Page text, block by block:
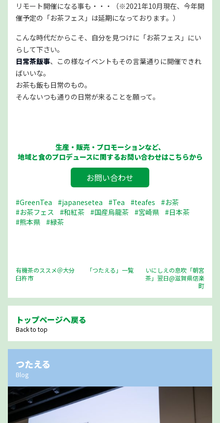
トップページへ戻る
Back to top
つたえる
Blog
リモート開催になる事も・・・（※2021年10月現在、今年開
催予定の「お茶フェス」は延期になっております。）
こんな時代だからこそ、自分を見つけに「お茶フェス」にい
らして下さい。
日常茶飯事、この様なイベントもその言葉通りに開催できれ
ばいいな。
お茶も飯も日常のもの。
そんないつも通りの日常が来ることを願って。
生産・販売・プロモーションなど、
地域と食のプロデュースに関するお問い合わせはこちらから
お問い合わせ
#GreenTea #japanesetea #Tea #teafes
#お茶
#お茶フェス
#和紅茶 #国産烏龍茶 #宮崎県 #日本茶
#熊本県 #緑茶
有機茶のススメ＠大分
臼杵市
「つたえる」一覧
いにしえの息吹「朝宮
茶」翌日@滋賀県信楽
町